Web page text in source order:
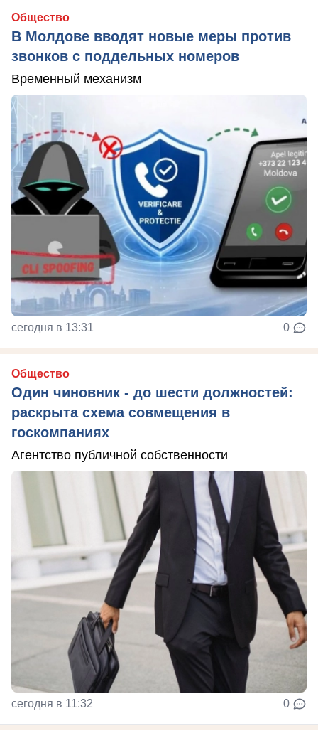
Общество
В Молдове вводят новые меры против
звонков с поддельных номеров
Временный механизм
сегодня в 13:31 0
Общество
Один чиновник - до шести должностей:
раскрыта схема совмещения в
госкомпаниях
Агентство публичной собственности
сегодня в 11:32 0